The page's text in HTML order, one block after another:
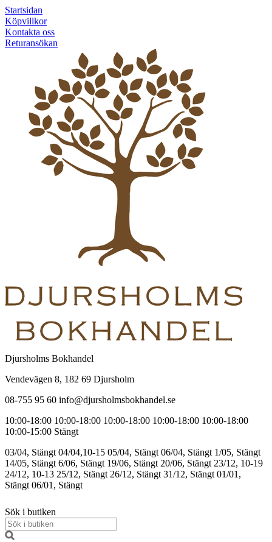
Startsidan
Köpvillkor
Kontakta oss
Returansökan
Djursholms Bokhandel
Vendevägen 8, 182 69 Djursholm
08-755 95 60 info@djursholmsbokhandel.se
10:00-18:00 10:00-18:00 10:00-18:00 10:00-18:00 10:00-18:00
10:00-15:00 Stängt
03/04, Stängt 04/04,10-15 05/04, Stängt 06/04, Stängt 1/05, Stängt
14/05, Stängt 6/06, Stängt 19/06, Stängt 20/06, Stängt 23/12, 10-19
24/12, 10-13 25/12, Stängt 26/12, Stängt 31/12, Stängt 01/01,
Stängt 06/01, Stängt
Sök i butiken